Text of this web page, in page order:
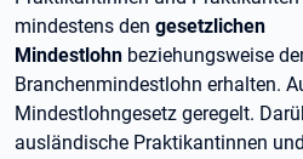
mindestens den gesetzlichen
Mindestlohn beziehungsweise
Branchenmindestlohn erhalten.
Mindestlohngesetz geregelt.
ausländische Praktikantinnen